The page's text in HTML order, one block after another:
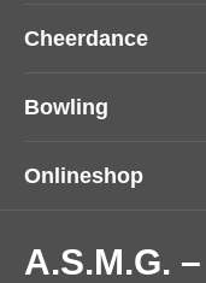
Cheerdance
Bowling
Onlineshop
A.S.M.G.